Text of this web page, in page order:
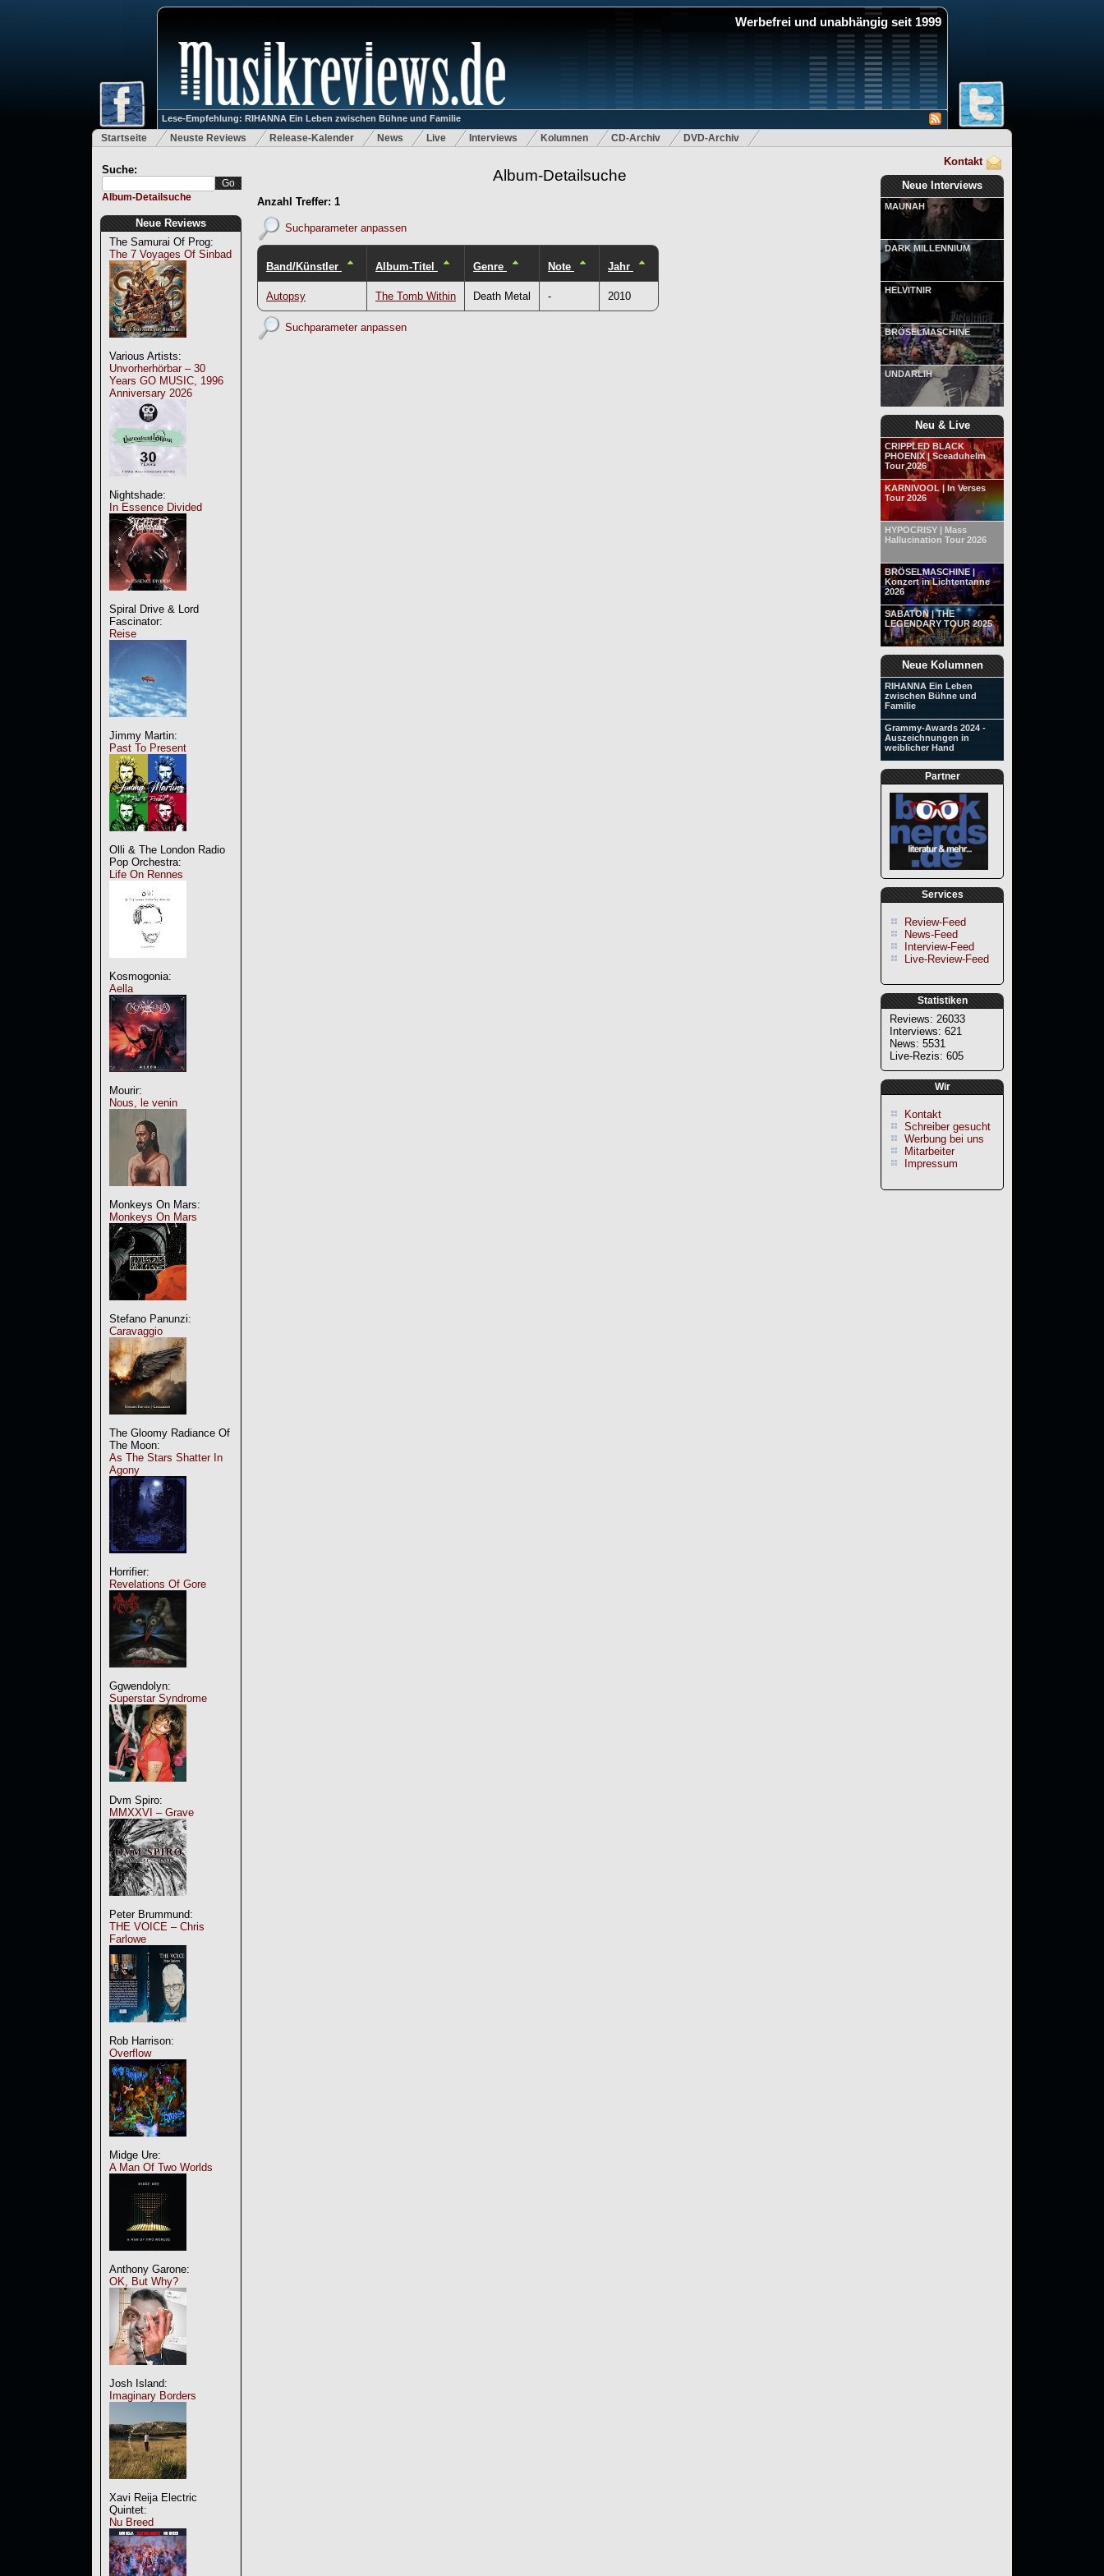
Werbefrei und unabhängig seit 1999
Lese-Empfehlung: RIHANNA Ein Leben zwischen Bühne und Familie
Startseite Neuste Reviews Release-Kalender News Live Interviews Kolumnen CD-Archiv DVD-Archiv
Suche:
Album-Detailsuche
Neue Reviews
The Samurai Of Prog:
The 7 Voyages Of Sinbad
Various Artists:
Unvorherhörbar – 30
Years GO MUSIC, 1996
Anniversary 2026
Nightshade:
In Essence Divided
Spiral Drive & Lord
Fascinator:
Reise
Jimmy Martin:
Past To Present
Olli & The London Radio
Pop Orchestra:
Life On Rennes
Kosmogonia:
Aella
Mourir:
Nous, le venin
Monkeys On Mars:
Monkeys On Mars
Stefano Panunzi:
Caravaggio
The Gloomy Radiance Of
The Moon:
As The Stars Shatter In
Agony
Horrifier:
Revelations Of Gore
Ggwendolyn:
Superstar Syndrome
Dvm Spiro:
MMXXVI – Grave
Peter Brummund:
THE VOICE – Chris
Farlowe
Rob Harrison:
Overflow
Midge Ure:
A Man Of Two Worlds
Anthony Garone:
OK, But Why?
Josh Island:
Imaginary Borders
Xavi Reija Electric
Quintet:
Nu Breed
Kontakt
Neue Interviews
MAUNAH
DARK MILLENNIUM
HELVITNIR
BRÖSELMASCHINE
UNDARLIH
Neu & Live
CRIPPLED BLACK
PHOENIX | Sceaduhelm
Tour 2026
KARNIVOOL | In Verses
Tour 2026
HYPOCRISY | Mass
Hallucination Tour 2026
BRÖSELMASCHINE |
Konzert in Lichtentanne
2026
SABATON | THE
LEGENDARY TOUR 2025
Neue Kolumnen
RIHANNA Ein Leben
zwischen Bühne und
Familie
Grammy-Awards 2024 -
Auszeichnungen in
weiblicher Hand
Partner
Services
Review-Feed
News-Feed
Interview-Feed
Live-Review-Feed
Statistiken
Reviews: 26033
Interviews: 621
News: 5531
Live-Rezis: 605
Wir
Kontakt
Schreiber gesucht
Werbung bei uns
Mitarbeiter
Impressum
Album-Detailsuche
Anzahl Treffer: 1
Suchparameter anpassen
Band/Künstler Album-Titel Genre Note Jahr
Autopsy The Tomb Within Death Metal - 2010
Suchparameter anpassen